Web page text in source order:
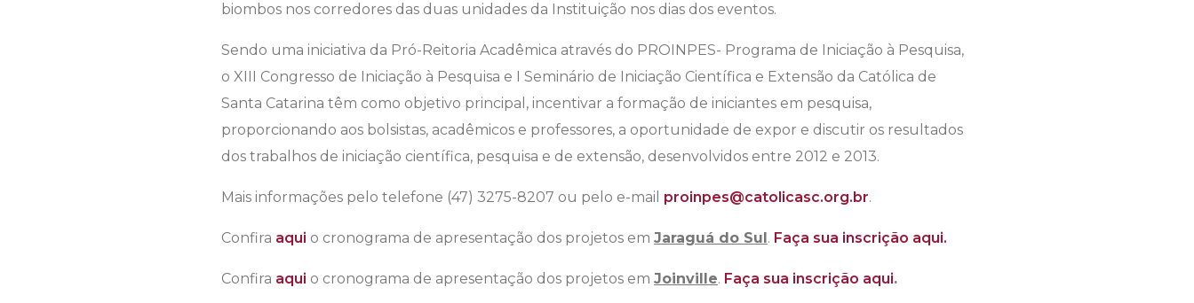
biombos nos corredores das duas unidades da Instituição nos dias dos eventos.
Sendo uma iniciativa da Pró-Reitoria Acadêmica através do PROINPES- Programa de Iniciação à Pesquisa,
o XIII Congresso de Iniciação à Pesquisa e I Seminário de Iniciação Científica e Extensão da Católica de
Santa Catarina têm como objetivo principal, incentivar a formação de iniciantes em pesquisa,
proporcionando aos bolsistas, acadêmicos e professores, a oportunidade de expor e discutir os resultados
dos trabalhos de iniciação científica, pesquisa e de extensão, desenvolvidos entre 2012 e 2013.
Mais informações pelo telefone (47) 3275-8207 ou pelo e-mail proinpes@catolicasc.org.br.
Confira aqui o cronograma de apresentação dos projetos em Jaraguá do Sul . Faça sua inscrição aqui.
Confira aqui o cronograma de apresentação dos projetos em Joinville. Faça sua inscrição aqui.